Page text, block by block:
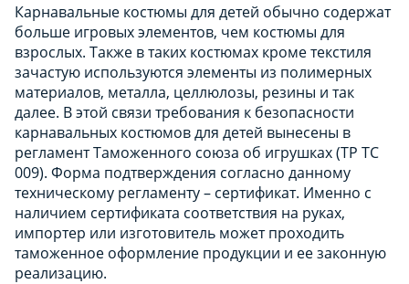
Карнавальные костюмы для детей обычно содержат
больше игровых элементов, чем костюмы для
взрослых. Также в таких костюмах кроме текстиля
зачастую используются элементы из полимерных
материалов, металла, целлюлозы, резины и так
далее. В этой связи требования к безопасности
карнавальных костюмов для детей вынесены в
регламент Таможенного союза об игрушках (ТР ТС
009). Форма подтверждения согласно данному
техническому регламенту – сертификат. Именно с
наличием сертификата соответствия на руках,
импортер или изготовитель может проходить
таможенное оформление продукции и ее законную
реализацию.